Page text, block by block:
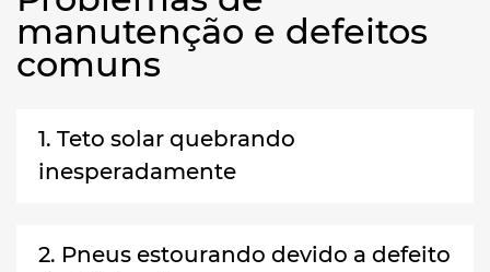
manutenção e defeitos
comuns
1. Teto solar quebrando
inesperadamente
2. Pneus estourando devido a defeito